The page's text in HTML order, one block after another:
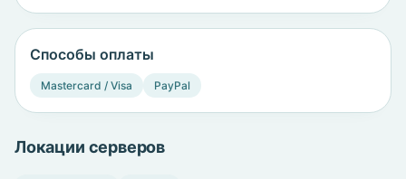
Способы оплаты
Mastercard / Visa PayPal
Локации серверов